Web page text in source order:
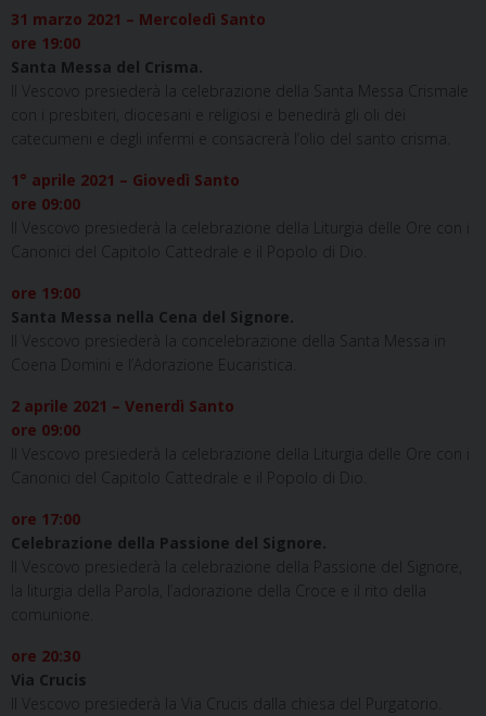
31 marzo 2021 – Mercoledì Santo
ore 19:00
Santa Messa del Crisma.
Il Vescovo presiederà la celebrazione della Santa Messa Crismale
con i presbiteri, diocesani e religiosi e benedirà gli oli dei
catecumeni e degli infermi e consacrerà l’olio del santo crisma.
1° aprile 2021 – Giovedì Santo
ore 09:00
Il Vescovo presiederà la celebrazione della Liturgia delle Ore con i
Canonici del Capitolo Cattedrale e il Popolo di Dio.
ore 19:00
Santa Messa nella Cena del Signore.
Il Vescovo presiederà la concelebrazione della Santa Messa in
Coena Domini e l’Adorazione Eucaristica.
2 aprile 2021 – Venerdì Santo
ore 09:00
Il Vescovo presiederà la celebrazione della Liturgia delle Ore con i
Canonici del Capitolo Cattedrale e il Popolo di Dio.
ore 17:00
Celebrazione della Passione del Signore.
Il Vescovo presiederà la celebrazione della Passione del Signore,
la liturgia della Parola, l’adorazione della Croce e il rito della
comunione.
ore 20:30
Via Crucis
Il Vescovo presiederà la Via Crucis dalla chiesa del Purgatorio.